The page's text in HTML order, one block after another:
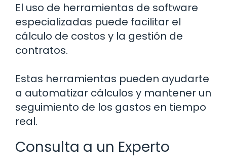
El uso de herramientas de software
especializadas puede facilitar el
cálculo de costos y la gestión de
contratos.
Estas herramientas pueden ayudarte
a automatizar cálculos y mantener un
seguimiento de los gastos en tiempo
real.
Consulta a un Experto